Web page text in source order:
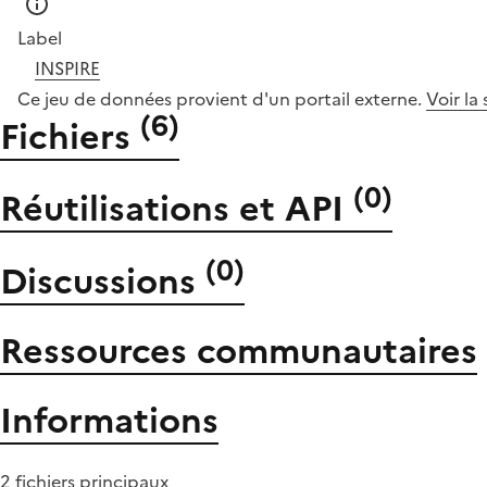
Label
INSPIRE
Ce jeu de données provient d'un portail externe. Voir la
Fichiers (6)
Réutilisations et API (0)
Discussions (0)
Ressources communautaires
Informations
2 fichiers principaux